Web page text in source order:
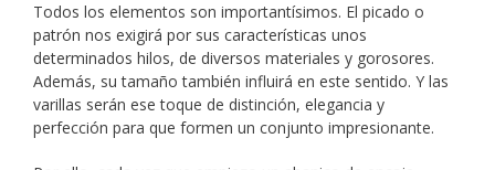
Todos los elementos son importantísimos. El picado o
patrón nos exigirá por sus características unos
determinados hilos, de diversos materiales y gorosores.
Además, su tamaño también influirá en este sentido. Y las
varillas serán ese toque de distinción, elegancia y
perfección para que formen un conjunto impresionante.